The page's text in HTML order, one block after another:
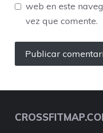
web en este
vez que comente.